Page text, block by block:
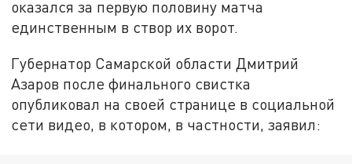
оказался за первую половину матча
единственным в створ их ворот.
Губернатор Самарской области Дмитрий
Азаров после финального свистка
опубликовал на своей странице в социальной
сети видео, в котором, в частности, заявил: